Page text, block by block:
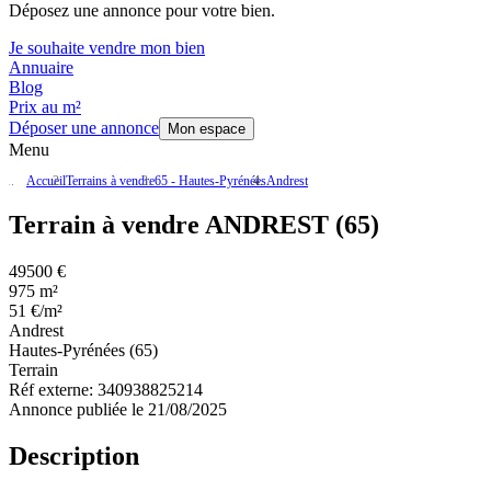
Déposez une annonce pour votre bien.
Je souhaite vendre mon bien
Annuaire
Blog
Prix au m²
Déposer une annonce
Mon espace
Menu
AccueilTerrains à vendre65 - Hautes-PyrénéesAndrest
Terrain à vendre ANDREST (65)
49500 €
975 m²
51 €/m²
Andrest
Hautes-Pyrénées (65)
Terrain
Réf externe: 340938825214
Annonce publiée le 21/08/2025
Description